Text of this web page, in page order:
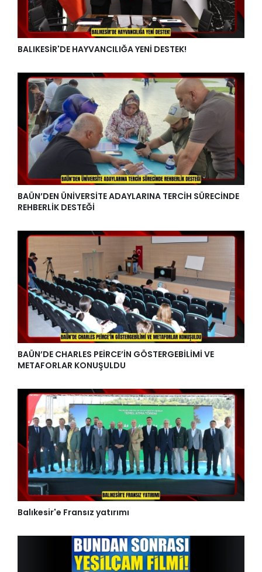
BALIKESİR'DE HAYVANCILIĞA YENİ DESTEK!
BAÜN’DEN ÜNİVERSİTE ADAYLARINA TERCİH SÜRECİNDE
REHBERLİK DESTEĞİ
BAÜN’DE CHARLES PEİRCE’İN GÖSTERGEBİLİMİ VE
METAFORLAR KONUŞULDU
Balıkesir'e Fransız yatırımı